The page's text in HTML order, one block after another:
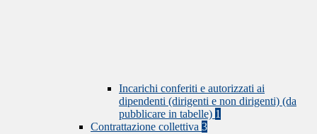
Incarichi conferiti e autorizzati ai
dipendenti (dirigenti e non dirigenti) (da
pubblicare in tabelle) 1
Contrattazione collettiva 3